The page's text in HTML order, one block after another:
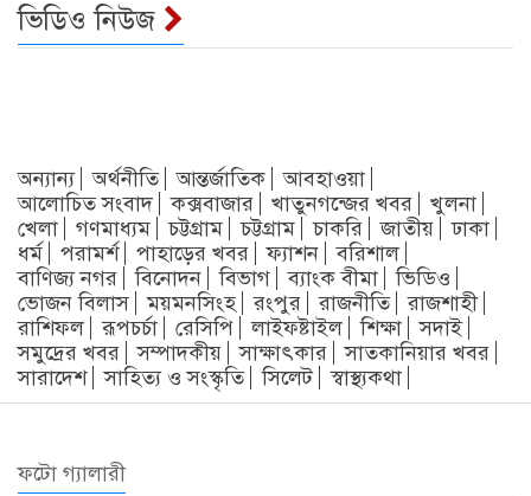
ভিডিও নিউজ
অন্যান্য অর্থনীতি আন্তর্জাতিক
আবহাওয়া
আলোচিত সংবাদ
কক্সবাজার খাতুনগন্জের খবর
খুলনা
খেলা
গণমাধ্যম চট্টগ্রাম চট্টগ্রাম চাকরি জাতীয়
ঢাকা
ধর্ম
পরামর্শ পাহাড়ের খবর ফ্যাশন
বরিশাল
বাণিজ্য নগর
বিনোদন বিভাগ ব্যাংক বীমা
ভিডিও
ভোজন বিলাস
ময়মনসিংহ রংপুর রাজনীতি
রাজশাহী
রাশিফল
রূপচর্চা রেসিপি লাইফষ্টাইল শিক্ষা
সদাই
সমুদ্রের খবর
সম্পাদকীয় সাক্ষাৎকার
সাতকানিয়ার খবর
সারাদেশ
সাহিত্য ও সংস্কৃতি সিলেট স্বাস্থ্যকথা
ফটো গ্যালারী